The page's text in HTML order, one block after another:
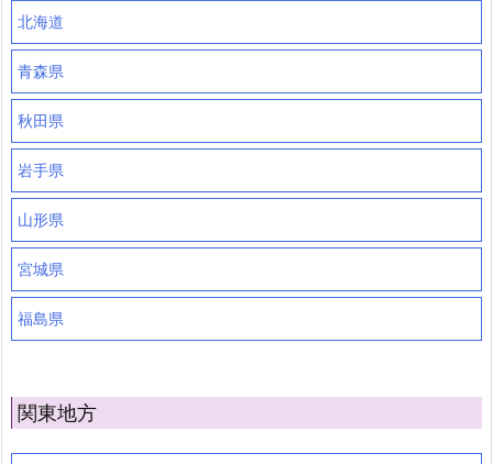
北海道
青森県
秋田県
岩手県
山形県
宮城県
福島県
関東地方